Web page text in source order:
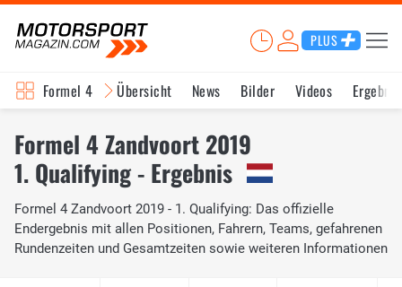
PLUS
Formel 4 Übersicht News Bilder Videos
Formel 4 Zandvoort 2019
1. Qualifying - Ergebnis
Formel 4 Zandvoort 2019 - 1. Qualifying: Das offizielle
Endergebnis mit allen Positionen, Fahrern, Teams, gefahrenen
Rundenzeiten und Gesamtzeiten sowie weiteren Informationen